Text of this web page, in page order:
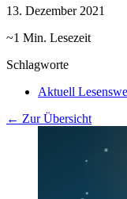
13. Dezember 2021
~1 Min. Lesezeit
Schlagworte
Aktuell
← Zur Übersicht